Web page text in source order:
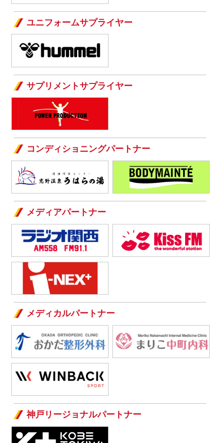
ユニフォームサプライヤー
サプリメントサプライヤー
コンディショニングパートナー
メディアパートナー
メディカルパートナー
神戸リージョナルパートナー